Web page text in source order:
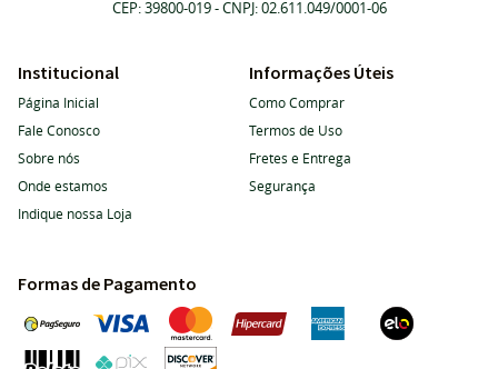
CEP: 39800-019- CNPJ: 02.611.049/0001-06
Institucional
Página Inicial
Fale Conosco
Sobre nós
Onde estamos
Indique nossa Loja
Informações Úteis
Como Comprar
Termos de Uso
Fretes e Entrega
Segurança
Formas de Pagamento